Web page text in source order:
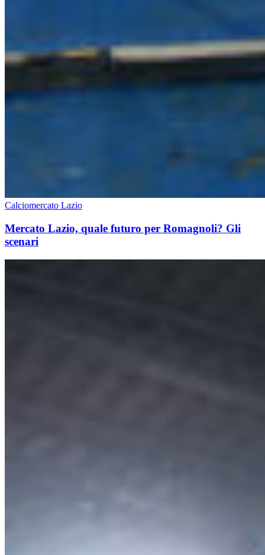
Calciomercato Lazio
Mercato Lazio, quale futuro per Romagnoli? Gli
scenari